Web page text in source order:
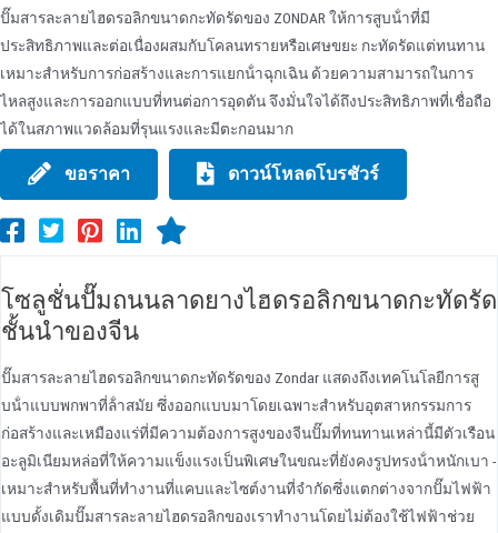
ปั๊มสารละลายไฮดรอลิกขนาดกะทัดรัดของ ZONDAR ให้การสูบน้ําที่มี
ประสิทธิภาพและต่อเนื่องผสมกับโคลนทรายหรือเศษขยะ กะทัดรัดแต่ทนทาน
เหมาะสําหรับการก่อสร้างและการแยกน้ําฉุกเฉิน ด้วยความสามารถในการ
ไหลสูงและการออกแบบที่ทนต่อการอุดตัน จึงมั่นใจได้ถึงประสิทธิภาพที่เชื่อถือ
ได้ในสภาพแวดล้อมที่รุนแรงและมีตะกอนมาก
ขอราคา ดาวน์โหลดโบรชัวร์
โซลูชั่นปั๊มถนนลาดยางไฮดรอลิกขนาดกะทัดรัด
ชั้นนําของจีน
ปั๊มสารละลายไฮดรอลิกขนาดกะทัดรัดของ Zondar แสดงถึงเทคโนโลยีการสู
บน้ําแบบพกพาที่ล้ําสมัย ซึ่งออกแบบมาโดยเฉพาะสําหรับอุตสาหกรรมการ
ก่อสร้างและเหมืองแร่ที่มีความต้องการสูงของจีนปั๊มที่ทนทานเหล่านี้มีตัวเรือน
อะลูมิเนียมหล่อที่ให้ความแข็งแรงเป็นพิเศษในขณะที่ยังคงรูปทรงน้ําหนักเบา -
เหมาะสําหรับพื้นที่ทํางานที่แคบและไซต์งานที่จํากัดซึ่งแตกต่างจากปั๊มไฟฟ้า
แบบดั้งเดิมปั๊มสารละลายไฮดรอลิกของเราทํางานโดยไม่ต้องใช้ไฟฟ้าช่วย